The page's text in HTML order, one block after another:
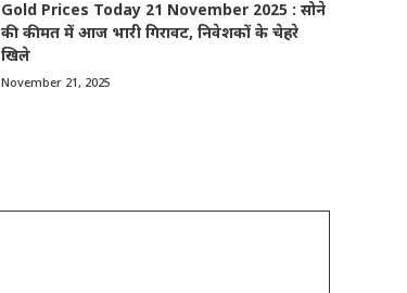
Gold Prices Today 21 November 2025 : सोने
की कीमत में आज भारी गिरावट, निवेशकों के चेहरे
खिले
November 21, 2025